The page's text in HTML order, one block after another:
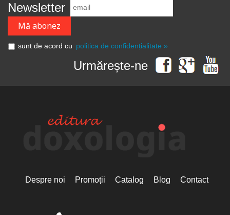
Newsletter
sunt de acord cu politica de confidențialitate »
Urmărește-ne
Despre noi Promoții Catalog Blog Contact